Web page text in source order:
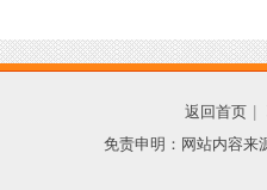
返回首页
免责申明：网站内容来